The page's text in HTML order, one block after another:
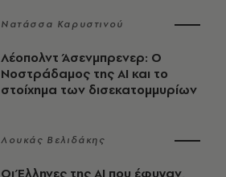
Νατάσσα Καρυστινού
Λέοπολντ Άσενμπρενερ: Ο
Νοστράδαμος της AI και το
στοίχημα των δισεκατομμυρίων
Λουκάς Βελιδάκης